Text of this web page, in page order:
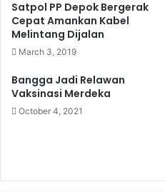
Satpol PP Depok Bergerak
Cepat Amankan Kabel
Melintang Dijalan
March 3, 2019
Bangga Jadi Relawan
Vaksinasi Merdeka
October 4, 2021